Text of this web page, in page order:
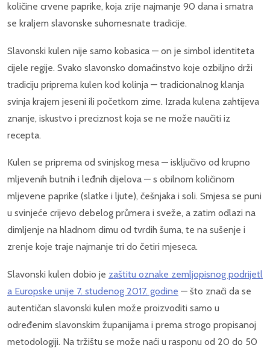
količine crvene paprike, koja zrije najmanje 90 dana i smatra
se kraljem slavonske suhomesnate tradicije.
Slavonski kulen nije samo kobasica — on je simbol identiteta
cijele regije. Svako slavonsko domaćinstvo koje ozbiljno drži
tradiciju priprema kulen kod kolinja — tradicionalnog klanja
svinja krajem jeseni ili početkom zime. Izrada kulena zahtijeva
znanje, iskustvo i preciznost koja se ne može naučiti iz
recepta.
Kulen se priprema od svinjskog mesa — isključivo od krupno
mljevenih butnih i leđnih dijelova — s obilnom količinom
mljevene paprike (slatke i ljute), češnjaka i soli. Smjesa se puni
u svinjeće crijevo debelog průmera i sveže, a zatim odlazi na
dimljenje na hladnom dimu od tvrdih šuma, te na sušenje i
zrenje koje traje najmanje tri do četiri mjeseca.
Slavonski kulen dobio je zaštitu oznake zemljopisnog podrijetl
a Europske unije 7. studenog 2017. godine — što znači da se
autentičan slavonski kulen može proizvoditi samo u
određenim slavonskim županijama i prema strogo propisanoj
metodologiji. Na tržištu se može naći u rasponu od 20 do 50